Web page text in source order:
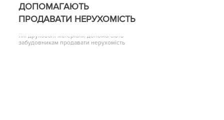
ДОПОМАГАЮТЬ
ПРОДАВАТИ НЕРУХОМІСТЬ
Які друковані матеріали допомагають
забудовникам продавати нерухомість